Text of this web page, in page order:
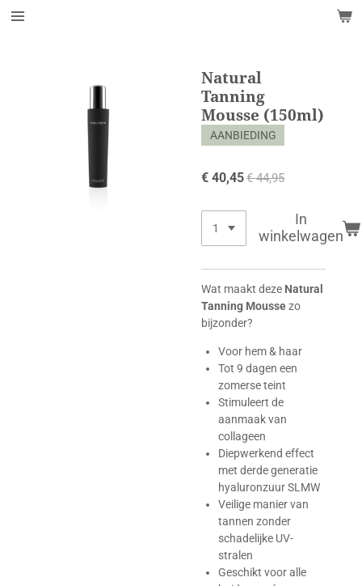
Ga
Natural
Tanning
Mousse (150ml)
AANBIEDING
€ 40,45€ 44,95
In
winkelwagen
Wat maakt deze Natural
Tanning Moussezo
bijzonder?
Voor hem & haar
Tot 9 dagen een
zomerse teint
Stimuleert de
aanmaak van
collageen
Diepwerkend effect
met derde generatie
hyaluronzuur SLMW
Veilige manier van
tannen zonder
schadelijke UV-
stralen
Geschikt voor alle